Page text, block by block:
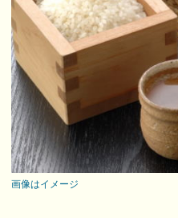
画像はイメージ